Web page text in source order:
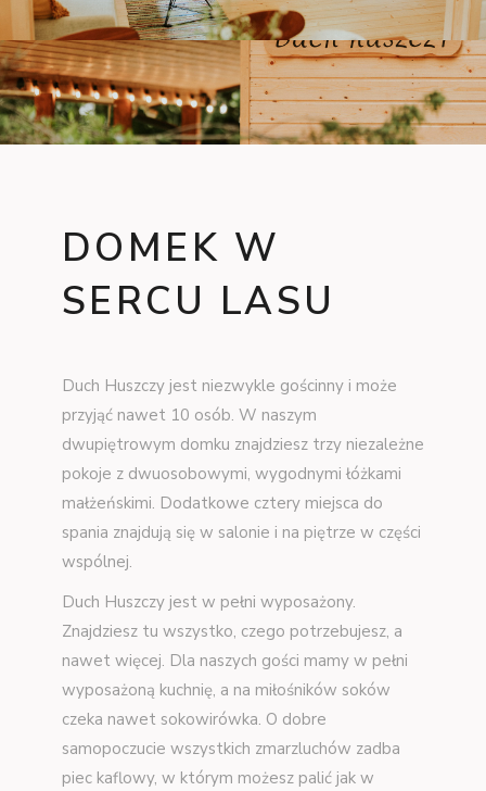
DOMEK W
SERCU LASU
Duch Huszczy jest niezwykle gościnny i może
przyjąć nawet 10 osób. W naszym
dwupiętrowym domku znajdziesz trzy niezależne
pokoje z dwuosobowymi, wygodnymi łóżkami
małżeńskimi. Dodatkowe cztery miejsca do
spania znajdują się w salonie i na piętrze w części
wspólnej.
Duch Huszczy jest w pełni wyposażony.
Znajdziesz tu wszystko, czego potrzebujesz, a
nawet więcej. Dla naszych gości mamy w pełni
wyposażoną kuchnię, a na miłośników soków
czeka nawet sokowirówka. O dobre
samopoczucie wszystkich zmarzluchów zadba
piec kaflowy, w którym możesz palić jak w